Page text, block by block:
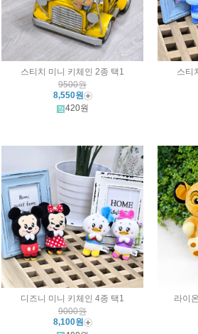
스티치 미니 키체인 2종 택1
9500원
8,550원
420원
스티
디즈니 미니 키체인 4종 택1
9000원
8,100원
라이